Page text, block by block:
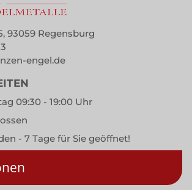
93059 Regensburg
engel.de
09:30 - 19:00 Uhr
- 7 Tage für Sie geöffnet!